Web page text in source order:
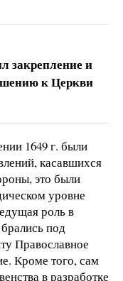
закрепление и
к Церкви
1649 г. были
касавшихся
это были
уровне
роль в
под
Православное
Кроме того, сам
в разработке